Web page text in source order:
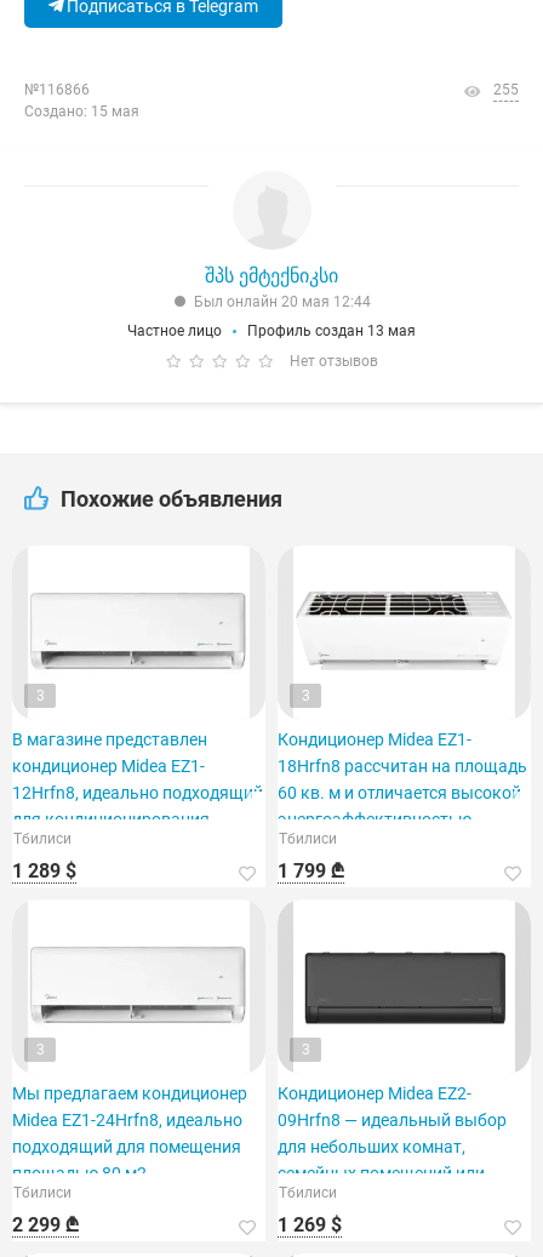
Подписаться в Telegram
№116866
Создано: 15 мая
255
შპს ემტექნიკსი
Был онлайн 20 мая 12:44
Частное лицо
Профиль создан 13 мая
Нет отзывов
Похожие объявления
3
В магазине представлен
кондиционер Midea EZ1-
12Hrfn8, идеально подходящий
для кондиционирования
помещения площадью 40 м2.
Тбилиси
1 289 $
3
Кондиционер Midea EZ1-
18Hrfn8 рассчитан на площадь
60 кв. м и отличается высокой
энергоэффективностью.
Тбилиси
1 799 ₾
3
Мы предлагаем кондиционер
Midea EZ1-24Hrfn8, идеально
подходящий для помещения
площадью 80 м2.
Тбилиси
2 299 ₾
3
Кондиционер Midea EZ2-
09Hrfn8 — идеальный выбор
для небольших комнат,
семейных помещений или
офисов.
Тбилиси
1 269 $